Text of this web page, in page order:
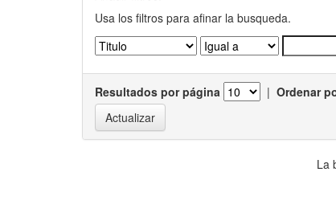
Usa los filtros para afinar la busqueda.
Resultados por página | Ordenar
La